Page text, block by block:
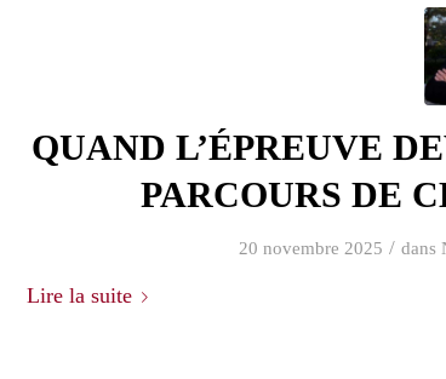
QUAND L’ÉPREUVE
PARCOURS DE
20 novembre 2025 / dans
Lire la suite